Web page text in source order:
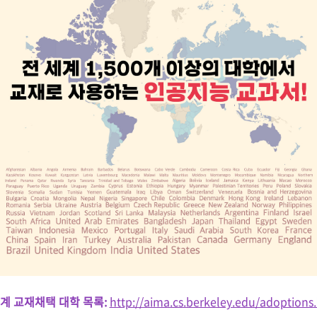
교재채택 대학 목록: http://aima.cs.berkeley.edu/